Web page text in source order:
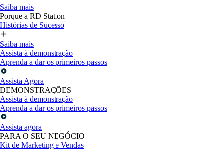
Saiba mais
Porque a RD Station
Histórias de Sucesso
Saiba mais
Assista à demonstração
Aprenda a dar os primeiros passos
Assista Agora
DEMONSTRAÇÕES
Assista à demonstração
Aprenda a dar os primeiros passos
Assista agora
PARA O SEU NEGÓCIO
Kit de Marketing e Vendas